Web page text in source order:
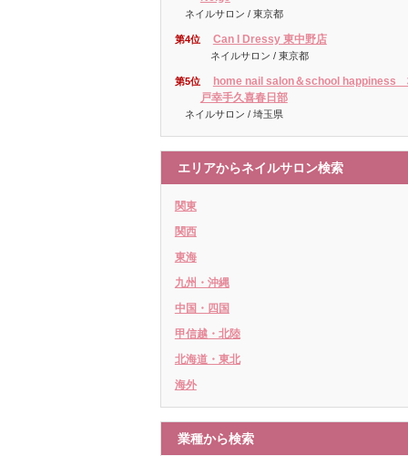
ネイルサロン / 東京都
第4位 Can I Dressy 東中野店
ネイルサロン / 東京都
第5位
home nail salon＆school happiness
戸幸手久喜春日部
ネイルサロン / 埼玉県
エリアからネイルサロン検索
関東
関西
東海
九州・沖縄
中国・四国
甲信越・北陸
北海道・東北
海外
業種から検索